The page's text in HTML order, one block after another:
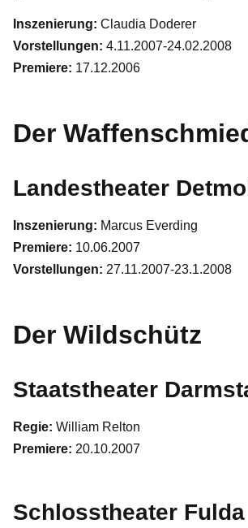
Inszenierung: Claudia Doderer
Vorstellungen: 4.11.2007-24.02.2008
Premiere: 17.12.2006
Der
Landestheater
Inszenierung: Marcus Everding
Premiere: 10.06.2007
Vorstellungen: 27.11.2007-23.1.2008
Der Wildschütz
Staatstheater
Regie: William Relton
Premiere: 20.10.2007
Schlosstheater Fulda